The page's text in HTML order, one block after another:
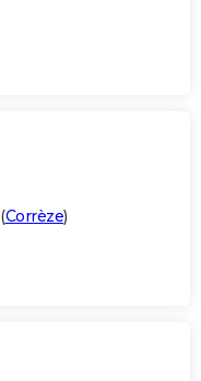
(Corrèze)